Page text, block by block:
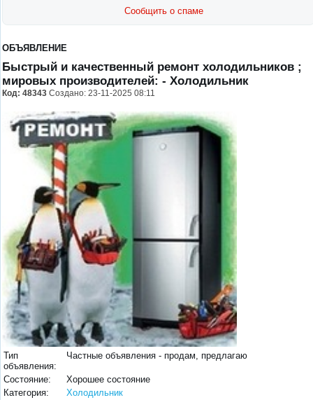
Сообщить о спаме
ОБЪЯВЛЕНИЕ
Быстрый и качественный ремонт холодильников ;
мировых производителей: - Холодильник
Код: 48343 Создано: 23-11-2025 08:11
Тип
объявления:
Частные объявления - продам, предлагаю
Состояние:
Хорошее состояние
Категория:
Холодильник